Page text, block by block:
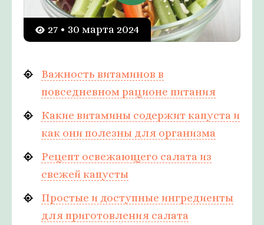
27 • 30 марта 2024
Важность витаминов в
повседневном рационе питания
Какие витамины содержит капуста и
как они полезны для организма
Рецепт освежающего салата из
свежей капусты
Простые и доступные ингредиенты
для приготовления салата